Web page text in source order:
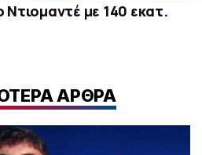
Ντιομαντέ με 140 εκατ.
ΑΡΘΡΑ